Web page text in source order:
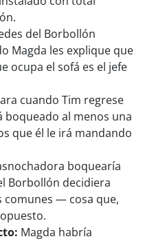
del Borbollón
Magda les explique que
ocupa el sofá es el jefe
cuando Tim regrese
boqueado al menos una
que él le irá mandando
boquearía
Borbollón decidiera
comunes — cosa que,
Magda habría